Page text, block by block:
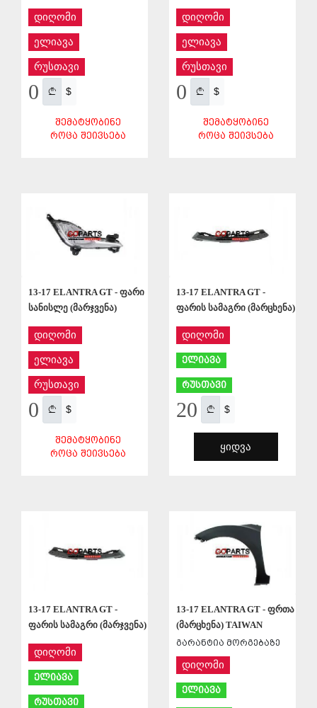
დიღომი
ელიავა
რუსთავი
0 $
ᲨᲔᲛᲐᲢᲧᲝᲑᲘᲜᲔ
ᲠᲝᲪᲐ ᲨᲔᲘᲕᲡᲔᲑᲐ
დიღომი
ელიავა
რუსთავი
0 $
ᲨᲔᲛᲐᲢᲧᲝᲑᲘᲜᲔ
ᲠᲝᲪᲐ ᲨᲔᲘᲕᲡᲔᲑᲐ
13-17 ELANTRA GT - ფარი
სანისლე (მარჯვენა)
დიღომი
ელიავა
რუსთავი
0 $
ᲨᲔᲛᲐᲢᲧᲝᲑᲘᲜᲔ
ᲠᲝᲪᲐ ᲨᲔᲘᲕᲡᲔᲑᲐ
13-17 ELANTRA GT -
ფარის სამაგრი (მარცხენა)
დიღომი
ელიავა
რუსთავი
20 $
ᲧᲘᲓᲕᲐ
13-17 ELANTRA GT -
ფარის სამაგრი (მარჯვენა)
დიღომი
ელიავა
რუსთავი
13-17 ELANTRA GT - ფრთა
(მარცხენა) TAIWAN
გარანტია მორგებაზე
დიღომი
ელიავა